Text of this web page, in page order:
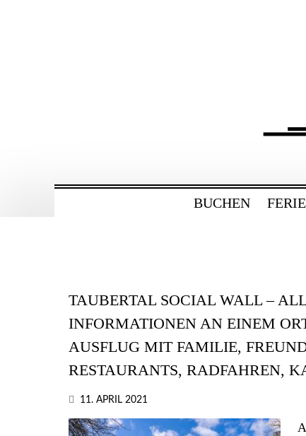
BUCHEN
TAUBERTAL SOCIAL WALL –
INFORMATIONEN AN EINEM
AUSFLUG MIT FAMILIE,
RESTAURANTS, RADFAHREN,
11. APRIL 2021